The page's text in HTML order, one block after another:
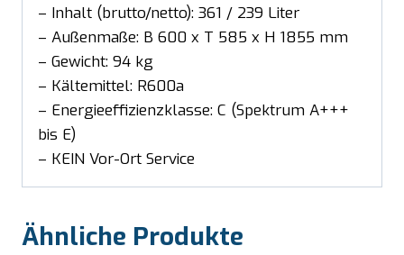
– Inhalt (brutto/netto): 361 / 239 Liter
– Außenmaße: B 600 x T 585 x H 1855 mm
– Gewicht: 94 kg
– Kältemittel: R600a
– Energieeffizienzklasse: C (Spektrum A+++
bis E)
– KEIN Vor-Ort Service
Ähnliche Produkte